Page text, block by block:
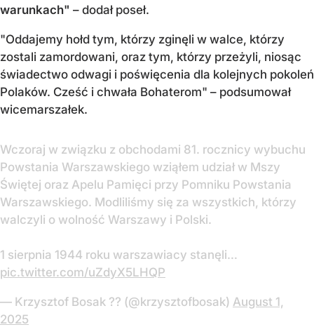
warunkach" – dodał poseł.
"Oddajemy hołd tym, którzy zginęli w walce, którzy
zostali zamordowani, oraz tym, którzy przeżyli, niosąc
świadectwo odwagi i poświęcenia dla kolejnych pokoleń
Polaków. Cześć i chwała Bohaterom" – podsumował
wicemarszałek.
Wczoraj w związku z obchodami 81. rocznicy wybuchu
Powstania Warszawskiego wziąłem udział w Mszy
Świętej oraz Apelu Pamięci przy Pomniku Powstania
Warszawskiego. Modliliśmy się za wszystkich, którzy
walczyli o wolność Warszawy i Polski.
1 sierpnia 1944 roku warszawiacy stanęli…
pic.twitter.com/uZdyX5LHQP
— Krzysztof Bosak ?? (@krzysztofbosak) August 1,
2025